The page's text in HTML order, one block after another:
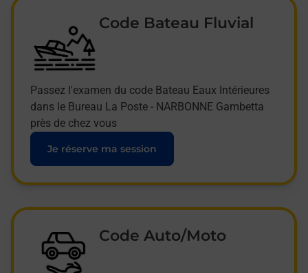
Code Bateau Fluvial
Passez l'examen du code Bateau Eaux Intérieures
dans le Bureau La Poste - NARBONNE Gambetta
près de chez vous
Je réserve ma session
Code Auto/Moto